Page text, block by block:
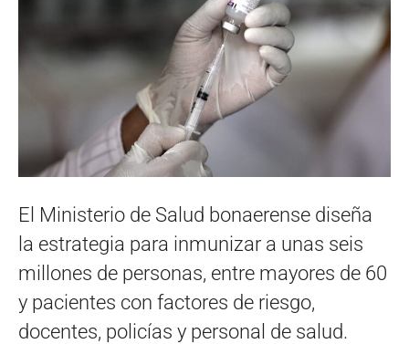
El Ministerio de Salud bonaerense diseña
la estrategia para inmunizar a unas seis
millones de personas, entre mayores de 60
y pacientes con factores de riesgo,
docentes, policías y personal de salud.